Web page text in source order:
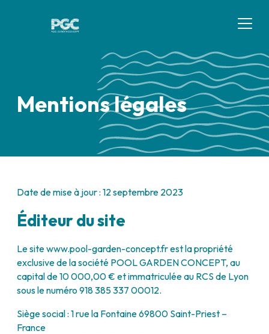
Mentions légales
Date de mise à jour : 12 septembre 2023
Éditeur du site
Le site www.pool-garden-concept.fr est la propriété
exclusive de la société POOL GARDEN CONCEPT, au
capital de 10 000,00 € et immatriculée au RCS de Lyon
sous le numéro 918 385 337 00012.
Siège social : 1 rue la Fontaine 69800 Saint-Priest –
France